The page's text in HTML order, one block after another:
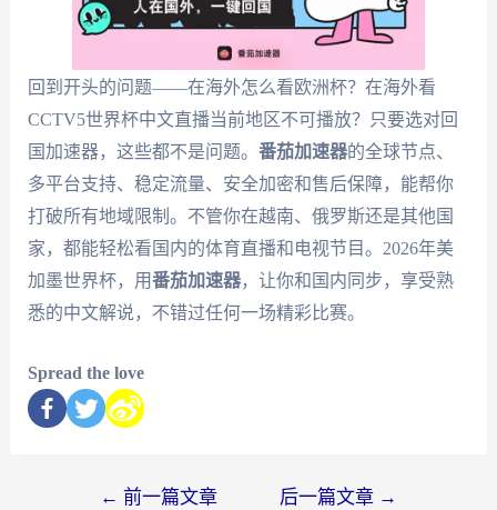
回到开头的问题——在海外怎么看欧洲杯？在海外看
CCTV5世界杯中文直播当前地区不可播放？只要选对回
国加速器，这些都不是问题。 番茄加速器的全球节点、
多平台支持、稳定流量、安全加密和售后保障，能帮你
打破所有地域限制。不管你在越南、俄罗斯还是其他国
家，都能轻松看国内的体育直播和电视节目。2026年美
加墨世界杯，用番茄加速器，让你和国内同步，享受熟
悉的中文解说，不错过任何一场精彩比赛。
Spread the love
← 前一篇文章 后一篇文章 →